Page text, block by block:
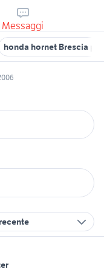
Messaggi
honda hornet Brescia